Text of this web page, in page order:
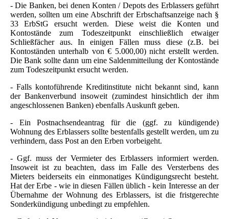
- Die Banken, bei denen Konten / Depots des Erblassers geführt
werden, sollten um eine Abschrift der Erbschaftsanzeige nach §
33 ErbStG ersucht werden. Diese weist die Konten und
Kontostände zum Todeszeitpunkt einschließlich etwaiger
Schließfächer aus. In einigen Fällen muss diese (z.B. bei
Kontoständen unterhalb von € 5.000,00) nicht erstellt werden.
Die Bank sollte dann um eine Saldenmitteilung der Kontostände
zum Todeszeitpunkt ersucht werden.
- Falls kontoführende Kreditinstitute nicht bekannt sind, kann
der Bankenverbund insoweit (zumindest hinsichtlich der ihm
angeschlossenen Banken) ebenfalls Auskunft geben.
- Ein Postnachsendeantrag für die (ggf. zu kündigende)
Wohnung des Erblassers sollte bestenfalls gestellt werden, um zu
verhindern, dass Post an den Erben vorbeigeht.
- Ggf. muss der Vermieter des Erblassers informiert werden.
Insoweit ist zu beachten, dass im Falle des Versterbens des
Mieters beiderseits ein einmonatiges Kündigungsrecht besteht.
Hat der Erbe - wie in diesen Fällen üblich - kein Interesse an der
Übernahme der Wohnung des Erblassers, ist die fristgerechte
Sonderkündigung unbedingt zu empfehlen.